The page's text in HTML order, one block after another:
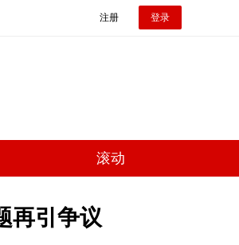
注册 登录
滚动
再引争议